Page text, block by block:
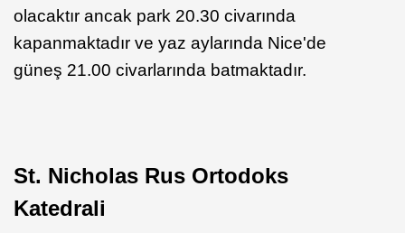
olacaktır ancak park 20.30 civarında
kapanmaktadır ve yaz aylarında Nice'de
güneş 21.00 civarlarında batmaktadır.
St. Nicholas Rus Ortodoks
Katedrali